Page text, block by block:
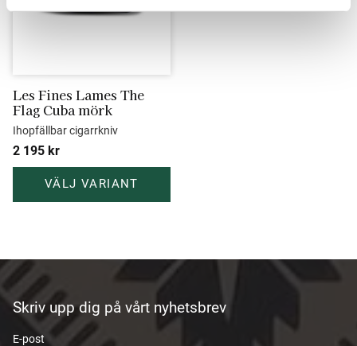
Les Fines Lames The
Flag Cuba mörk
Ihopfällbar cigarrkniv
2 195 kr
Skriv upp dig på vårt nyhetsbrev
E-post